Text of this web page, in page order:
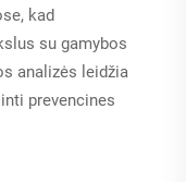
kad
su gamybos
analizės leidžia
prevencines